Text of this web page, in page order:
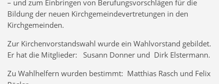
– und zum Einbringen von Berufungsvorschlägen für die
Bildung der neuen Kirchgemeindevertretungen in den
Kirchgemeinden.
Zur Kirchenvorstandswahl wurde ein Wahlvorstand gebildet.
Er hat die Mitglieder: Susann Donner und Dirk Elstermann.
Zu Wahlhelfern wurden bestimmt: Matthias Rasch und Felix